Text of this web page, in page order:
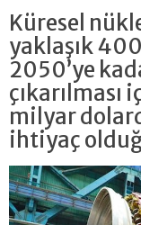
Küresel
yaklaşık
2050’ye
çıkarılması
milyar
ihtiyaç